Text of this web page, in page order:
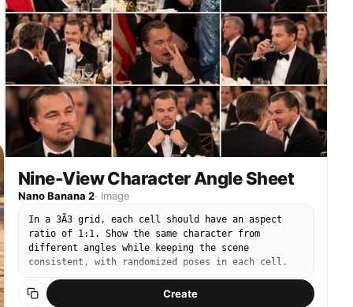
name="description" default="Korean description
text (3-4 lines)"} overlay: directional arrows
indicating movement direction [ARROWS / MOTION
INDICATORS] curved arrows, straight arrows,
circular rotation indicators, placed around the
character to show movement flow and direction
[RENDERING STYLE] high detail 3D sculpt style,
soft studio lighting, subtle shadows, no color,
grayscale shading, clean linework, game concept
art quality [NEGATIVE] no background scenery, no
color tones, no extra characters, no cluttered
backgrounds
Nine-View Character Angle Sheet
Nano Banana 2· Image
In a 3Ã3 grid, each cell should have an aspect
ratio of 1:1. Show the same character from
different angles while keeping the scene
consistent, with randomized poses in each cell.
Create